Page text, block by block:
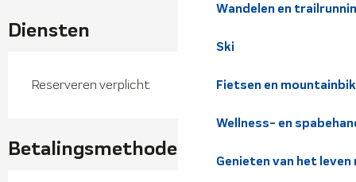
Wandelen en
Ski
Fietsen en
Wellness- en
Genieten van het
Diensten
Reserveren verplicht
Betalingsmethoden